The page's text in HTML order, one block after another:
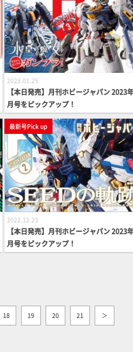
2023.01.25
【本日発売】月刊ホビージャパン 2023
月号をピックアップ！
最新号Pick up
2022.12.23
【本日発売】月刊ホビージャパン 2023
月号をピックアップ！
18 19 20 21 ＞